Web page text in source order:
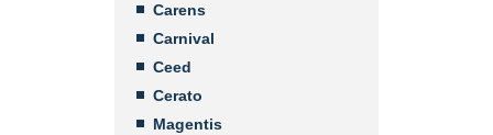
Carens
Carnival
Ceed
Cerato
Magentis